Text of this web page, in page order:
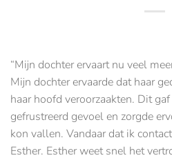
“Mijn dochter ervaart nu veel
Mijn dochter ervaarde dat haar
haar hoofd veroorzaakten. Dit
gefrustreerd gevoel en zorgde
kon vallen. Vandaar dat ik
Esther. Esther weet snel het